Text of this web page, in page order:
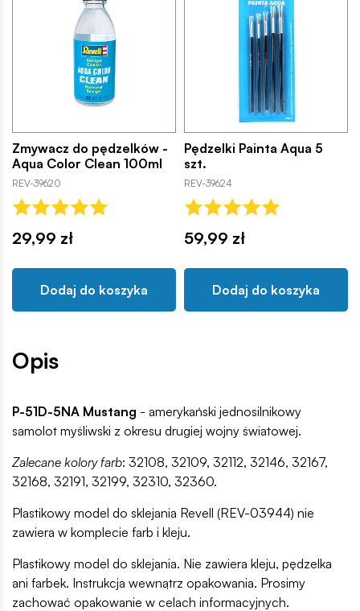
Zmywacz do pędzelków -
Aqua Color Clean 100ml
REV-39620
29,99 zł
Dodaj do koszyka
Pędzelki Painta Aqua 5
szt.
REV-39624
59,99 zł
Dodaj do koszyka
Opis
P-51D-5NA Mustang - amerykański jednosilnikowy
samolot myśliwski z okresu drugiej wojny światowej.
Zalecane kolory farb: 32108, 32109, 32112, 32146, 32167,
32168, 32191, 32199, 32310, 32360.
Plastikowy model do sklejania Revell (REV-03944) nie
zawiera w komplecie farb i kleju.
Plastikowy model do sklejania. Nie zawiera kleju, pędzelka
ani farbek. Instrukcja wewnątrz opakowania. Prosimy
zachować opakowanie w celach informacyjnych.